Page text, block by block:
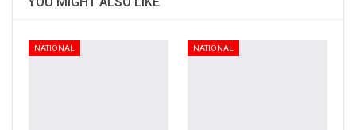
NATIONAL NATIONAL